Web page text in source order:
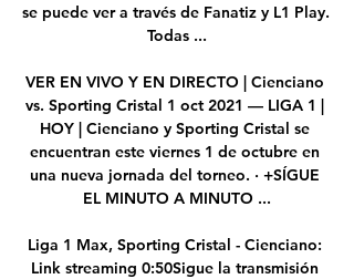
se puede ver a través de Fanatiz y L1 Play.
Todas ...
VER EN VIVO Y EN DIRECTO | Cienciano
vs. Sporting Cristal 1 oct 2021 — LIGA 1 |
HOY | Cienciano y Sporting Cristal se
encuentran este viernes 1 de octubre en
una nueva jornada del torneo. · +SÍGUE
EL MINUTO A MINUTO ...
Liga 1 Max, Sporting Cristal - Cienciano:
Link streaming 0:50Sigue la transmisión